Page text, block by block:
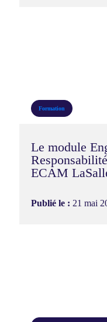
Formation
Le module
ECAM
Publié le : 21 mai